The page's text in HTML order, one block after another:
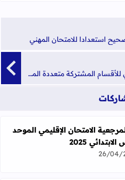
استعدادا للامتحان المهني
التدبير الديداكتيكي والبيداغوجي للأقسام المشتركة متعددة المستويات
الامتحان الإقليمي الموحد السادس
الامتحان الإقليمي الموحد
2025
26/04/